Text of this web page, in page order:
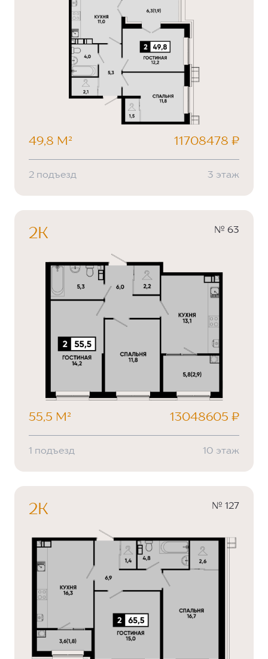
49,8 М² 11708478 ₽
2 подъезд 3 этаж
2К № 63
55,5 М² 13048605 ₽
1 подъезд 10 этаж
2К № 127